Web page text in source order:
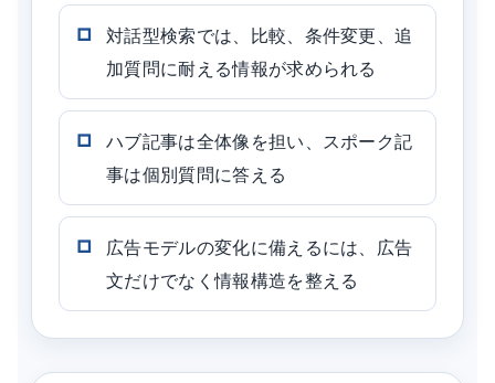
対話型検索では、比較、条件変更、追
加質問に耐える情報が求められる
ハブ記事は全体像を担い、スポーク記
事は個別質問に答える
広告モデルの変化に備えるには、広告
文だけでなく情報構造を整える